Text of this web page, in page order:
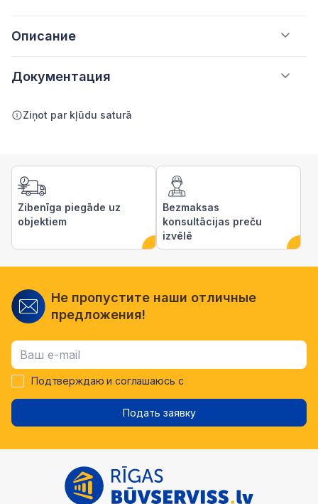
Описание
Документация
Ziņot par kļūdu saturā
Zibenīga piegāde uz
objektiem
Bezmaksas
konsultācijas preču
izvēlē
Не пропустите наши отличные
предложения!
Подтверждаю и соглашаюсь с
Подать заявку